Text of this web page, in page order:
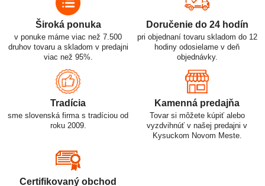
Široká ponuka
v ponuke máme viac než 7.500
druhov tovaru a skladom v predajni
viac než 95%.
Doručenie do 24 hodín
pri objednaní tovaru skladom do 12
hodiny odosielame v deň
objednávky.
Tradícia
sme slovenská firma s tradíciou od
roku 2009.
Kamenná predajňa
Tovar si môžete kúpiť alebo
vyzdvihnúť v našej predajni v
Kysuckom Novom Meste.
Certifikovaný obchod